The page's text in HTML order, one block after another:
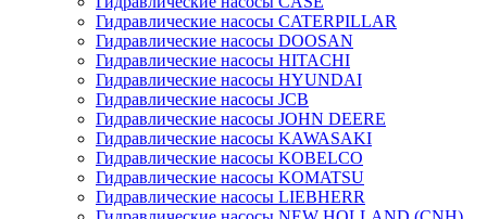
Гидравлические насосы CATERPILLAR
Гидравлические насосы DOOSAN
Гидравлические насосы HITACHI
Гидравлические насосы HYUNDAI
Гидравлические насосы JCB
Гидравлические насосы JOHN DEERE
Гидравлические насосы KAWASAKI
Гидравлические насосы KOBELCO
Гидравлические насосы KOMATSU
Гидравлические насосы LIEBHERR